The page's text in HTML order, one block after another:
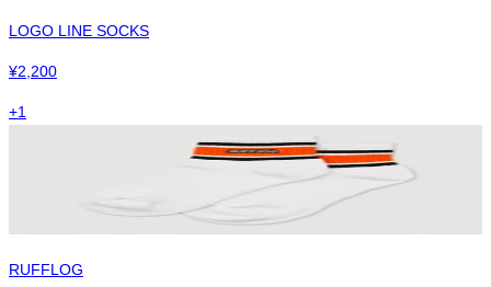
LOGO LINE SOCKS
¥2,200
+1
RUFFLOG